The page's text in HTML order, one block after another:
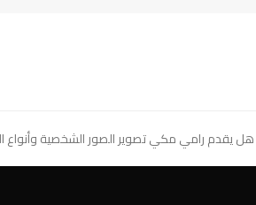
next
post:
هل يقدم رامي مكي تصوير الصور الشخصية وأنواع